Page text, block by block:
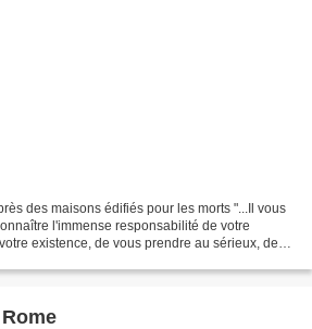
des maisons édifiés pour les morts "...Il vous
l'immense responsabilité de votre
existence, de vous prendre au sérieux, de